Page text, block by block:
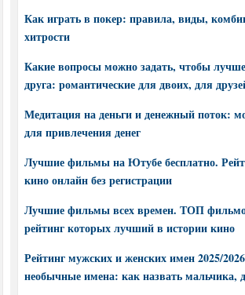
Как играть в покер: правила, виды,
хитрости
Какие вопросы можно задать, чтобы
друга: романтические для двоих, для
Медитация на деньги и денежный поток:
для привлечения денег
Лучшие фильмы на Ютубе бесплатно.
кино онлайн без регистрации
Лучшие фильмы всех времен. ТОП
рейтинг которых лучший в истории кино
Рейтинг мужских и женских имен 2025/
необычные имена: как назвать мальчика,